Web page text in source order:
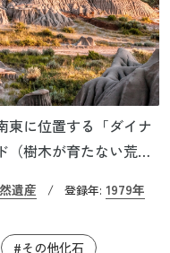
東に位置する「ダイナ
（樹木が育たない荒れ
涼としながらも卓越
録基準（ⅶ）に該当
遺産 / 登録年: 1979年
#その他化石